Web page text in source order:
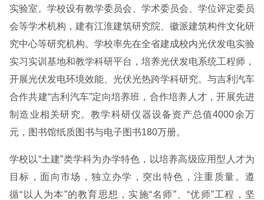
实验室。学校设有教学委员会、学术委员会、学位评定委员
会等学术机构，建有江淮建筑研究院、徽派建筑构件文化研
究中心等研究机构。学校率先在全省建成校内光伏发电实验
实习实训基地和教学科研平台，培养光伏发电系统工程师，
开展光伏发电环境效能、光伏光热跨学科研究。与吉利汽车
合作共建“吉利汽车”定向培养班，合作培养人才，开展先进
制造业相关研究。教学科研仪器设备资产总值4000余万
元，图书馆纸质图书与电子图书180万册。
学校以“土建”类学科为办学特色，以培养高级应用型人才为
目标，面向市场，独立办学，突出特色，注重质量。遵
循“以人为本”的教育思想，实施“名师”、“优师”工程，坚